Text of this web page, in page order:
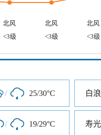
北风 北风
北风
<3级 <3级 <3级
/ 25/30°C 白
/ 19/29°C